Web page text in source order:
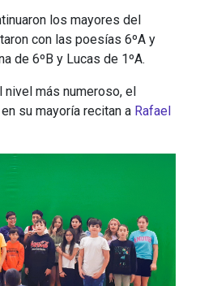
los mayores del
con las poesías 6ºA y
de 6ºB y Lucas de 1ºA.
más numeroso, el
su mayoría recitan a Rafael